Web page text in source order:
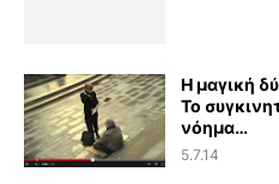
Η μαγική
Το
νόημα…
5.7.14